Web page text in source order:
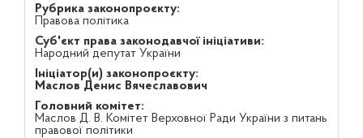
Рубрика законопроєкту:
Правова політика
Суб'єкт права законодавчої ініціативи:
Народний депутат України
Ініціатор(и) законопроєкту:
Маслов Денис Вячеславович
Головний комітет:
Маслов Д. В. Комітет Верховної Ради України з питань
правової політики